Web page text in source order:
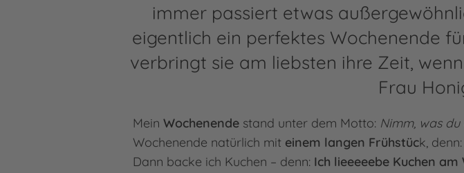
immer passiert etwas
eigentlich ein perfektes Wochenende
verbringt sie am liebsten ihre Zeit,
Frau
Mein Wochenende stand unter dem Motto: Nimm, was
Wochenende natürlich mit einem langen Frühstück,
Dann backe ich Kuchen – denn: Ich lieeeeebe Kuchen am